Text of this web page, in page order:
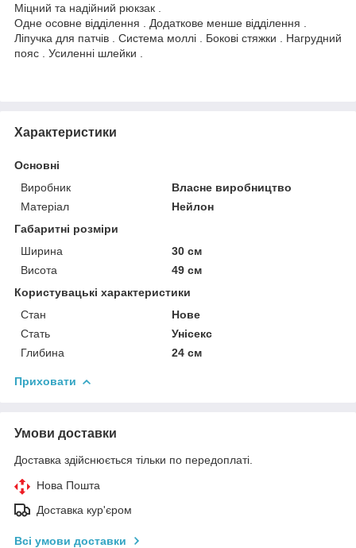
Міцний та надійний рюкзак .
Одне осовне відділення . Додаткове менше відділення .
Ліпучка для патчів . Система моллі . Бокові стяжки . Нагрудний
пояс . Усиленні шлейки .
Характеристики
Основні
Виробник
Власне виробництво
Матеріал
Нейлон
Габаритні розміри
Ширина
30 см
Висота
49 см
Користувацькі характеристики
Стан
Нове
Стать
Унісекс
Глибина
24 см
Приховати
Умови доставки
Доставка здійснюється тільки по передоплаті.
Нова Пошта
Доставка кур'єром
Всі умови доставки